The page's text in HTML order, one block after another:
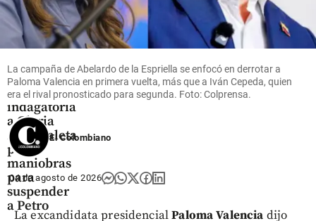
Colombia
Para el 2 de
septiembre
quedó
indagatoria
a Gloria
Arizabaleta
por
maniobras
para
suspender
a Petro
La campaña de Abelardo de la Espriella se enfocó en derrotar a
Paloma Valencia en primera vuelta, más que a Iván Cepeda, quien
era el rival pronosticado para segunda. Foto: Colprensa.
El Colombiano
04 de agosto de 2026
La excandidata presidencialPaloma Valencia dijo